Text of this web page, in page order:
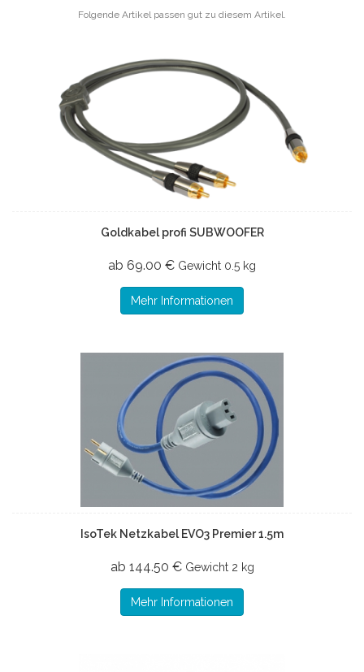
Folgende Artikel passen gut zu diesem Artikel.
Goldkabel profi SUBWOOFER
ab 69.00 € Gewicht 0.5 kg
Mehr Informationen
IsoTek Netzkabel EVO3 Premier 1.5m
ab 144.50 € Gewicht 2 kg
Mehr Informationen